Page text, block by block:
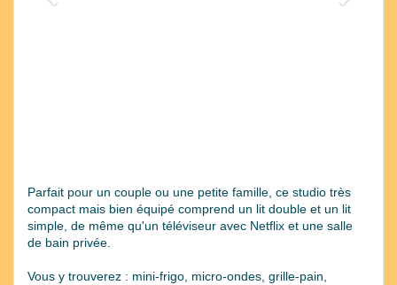
Parfait pour un couple ou une petite famille, ce studio très
compact mais bien équipé comprend un lit double et un lit
simple, de même qu'un téléviseur avec Netflix et une salle
de bain privée.
Vous y trouverez : mini-frigo, micro-ondes, grille-pain,